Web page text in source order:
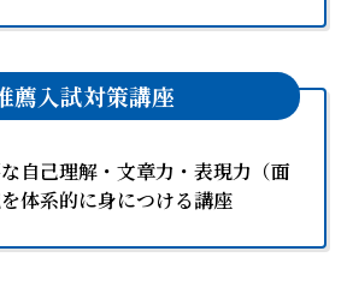
薦入試対策講座
自己理解・文章力・表現力（面
体系的に身につける講座